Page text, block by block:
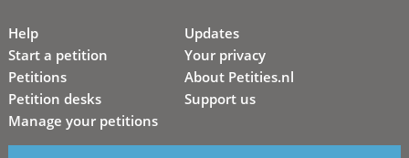
Help
Start a petition
Petitions
Petition desks
Manage your petitions
Updates
Your privacy
About Petities.nl
Support us